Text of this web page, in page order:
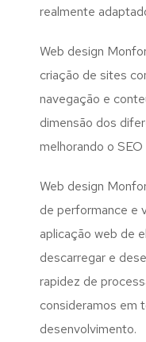
realmente
Web design
criação de sites
navegação e
dimensão dos
melhorando o
Web design
de performance e
aplicação web de
descarregar e
rapidez de
consideramos em
desenvolvimento.